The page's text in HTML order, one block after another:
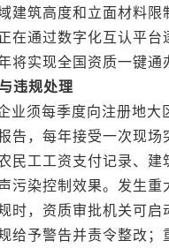
建筑高度和立面材料限
在通过数字化互认平台
将实现全国资质一键通
违规处理
须每季度向注册地大
告，每年接受一次现场
民工工资支付记录、建
污染控制效果。发生重
时，资质审批机关可启
给予警告并责令整改；